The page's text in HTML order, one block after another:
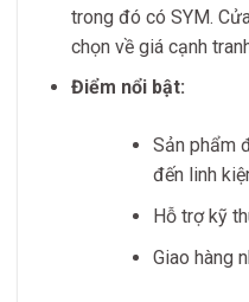
trong đó có SYM.
chọn về giá cạnh
Điểm nổi bật:
Sản phẩm
đến linh
Hỗ trợ kỹ
Giao hàng